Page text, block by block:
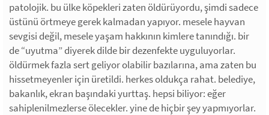
patolojik. bu ülke köpekleri zaten öldürüyordu, şimdi sadece
üstünü örtmeye gerek kalmadan yapıyor. mesele hayvan
sevgisi değil, mesele yaşam hakkının kimlere tanındığı. bir
de “uyutma” diyerek dilde bir dezenfekte uyguluyorlar.
öldürmek fazla sert geliyor olabilir bazılarına, ama zaten bu
hissetmeyenler için üretildi. herkes oldukça rahat. belediye,
bakanlık, ekran başındaki yurttaş. hepsi biliyor: eğer
sahiplenilmezlerse ölecekler. yine de hiçbir şey yapmıyorlar.